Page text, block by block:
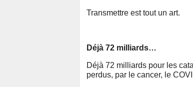
Transmettre est tout un art.
Déjà 72 milliards…
Déjà 72 milliards pour les
perdus, par le cancer, le